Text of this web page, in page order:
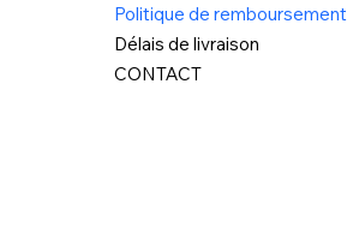
Politique de remboursement
Délais de livraison
CONTACT